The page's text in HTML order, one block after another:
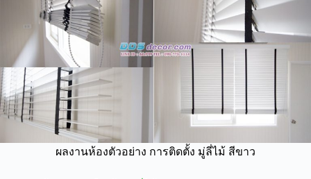
ผลงานห้องตัวอย่าง การติดตั้ง มู่ลี่ไม้ สีขาว